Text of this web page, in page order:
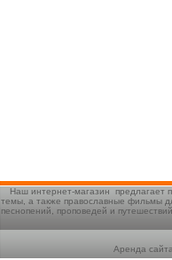
Наш интернет-магазин предлагает
темы, а также православные фильмы
песнопений, проповедей и
Аренда